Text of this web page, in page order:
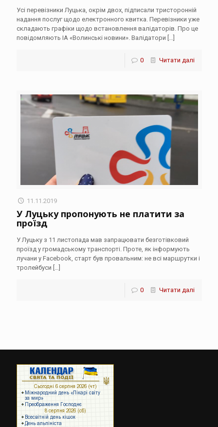
Усі перевізники Луцька, окрім двох, підписали тристоронній
надання послуг щодо електронного квитка. Перевізники уже
складають графіки щодо встановлення валідаторів. Про це
повідомляють ІА «Волинські новини». Валідатори […]
0 Читати далі
11.11.2019
У Луцьку пропонують не платити за
проїзд
У Луцьку з 11 листопада мав запрацювати безготівковий
проїзд у громадському транспорті. Проте, як інформують
лучани у Facebook, старт був провальним: не всі маршрутки і
тролейбуси […]
0 Читати далі